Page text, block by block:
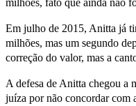
milhões, fato que ainda não
Em julho de 2015, Anitta já
milhões, mas um segundo
correção do valor, mas a
A defesa de Anitta chegou a
juíza por não concordar com